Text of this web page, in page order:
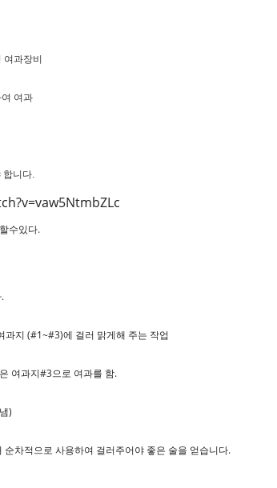
과장비
여과
합니다.
수있다.
과지 (#1~#3)에 걸러 맑게해 주는 작업
여과지#3으로 여과를 함.
)
차적으로 사용하여 걸러주어야 좋은 술을 얻습니다.